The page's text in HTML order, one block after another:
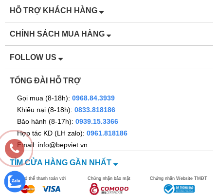
HỖ TRỢ KHÁCH HÀNG
CHÍNH SÁCH MUA HÀNG
FOLLOW US
TỔNG ĐÀI HỖ TRỢ
Gọi mua (8-18h): 0968.84.3939
Khiếu nại (8-18h): 0833.818186
Bảo hành (8-17h): 0939.15.3366
Hợp tác KD (LH zalo): 0961.818186
Email: info@bepviet.vn
TÌM CỬA HÀNG GẦN NHẤT
Bạn có thể thanh toán với Chứng nhận bảo mật Chứng nhận Website TMĐT